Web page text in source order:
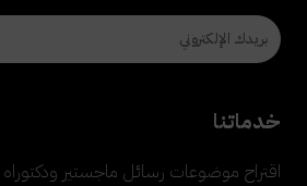
خدماتنا
اقتراح موضوعات رسائل ماجستير ودكتوراه